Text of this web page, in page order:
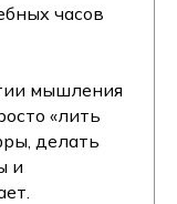
часов
мышления
«лить
делать
и